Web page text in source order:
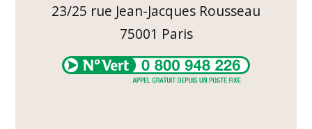
23/25 rue Jean-Jacques Rousseau
75001 Paris